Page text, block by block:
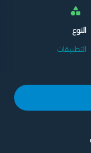
النوع
التطبيقات